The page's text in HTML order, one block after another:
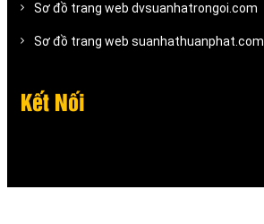
Sơ đồ trang web dvsuanhatrongoi.com
Sơ đồ trang web suanhathuanphat.com
Kết Nối